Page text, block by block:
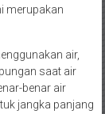
merupakan
air,
saat air
benar air
jangka panjang